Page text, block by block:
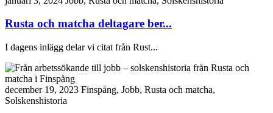
Rusta och matcha deltagare ber...
I dagens inlägg delar vi citat från Rust...
december 19, 2023 Finspång, Jobb, Rusta och matcha,
Solskenshistoria